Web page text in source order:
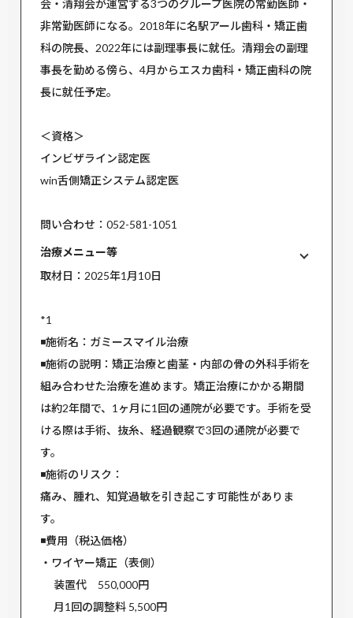
会・清翔会が運営する3つのグループ医院の常勤医師・
非常勤医師になる。2018年に名駅アール歯科・矯正歯
科の院長、2022年には副理事長に就任。清翔会の副理
事長を勤める傍ら、4月からエスカ歯科・矯正歯科の院
長に就任予定。
＜資格＞
インビザライン認定医
win舌側矯正システム認定医
問い合わせ：052-581-1051
治療メニュー等
取材日：2025年1月10日
*1
◾️施術名：ガミースマイル治療
◾️施術の説明：矯正治療と歯茎・内部の骨の外科手術を
組み合わせた治療を進めます。矯正治療にかかる期間
は約2年間で、1ヶ月に1回の通院が必要です。手術を受
ける際は手術、抜糸、経過観察で3回の通院が必要で
す。
◾️施術のリスク：
痛み、腫れ、知覚過敏を引き起こす可能性がありま
す。
◾️費用（税込価格）
・ワイヤー矯正（表側）
装置代 550,000円
月1回の調整料 5,500円